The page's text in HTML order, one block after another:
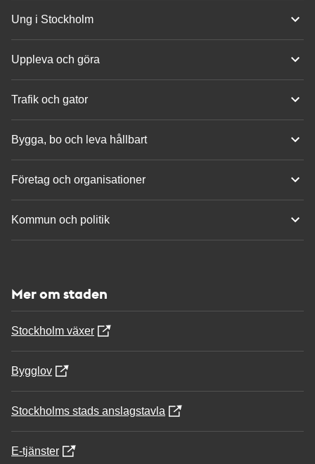
Ung i Stockholm
Uppleva och göra
Trafik och gator
Bygga, bo och leva hållbart
Företag och organisationer
Kommun och politik
Mer om staden
Stockholm växer
Bygglov
Stockholms stads anslagstavla
E-tjänster